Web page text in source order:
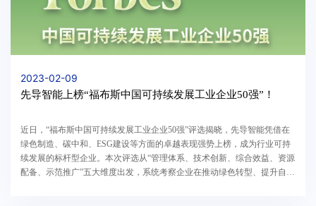
2023-02-09
先导智能上榜“福布斯中国可持续发展工业企业50强”！
近日，“福布斯中国可持续发展工业企业50强”评选揭晓，先导智能凭借在
绿色制造、碳中和、ESG建设等方面的卓越表现强势上榜，成为行业可持
续发展的标杆型企业。本次评选从“管理体系、技术创新、综合效益、资源
配备、示范推广”五大维度出发，系统考察企业在推动绿色转型、提升自主